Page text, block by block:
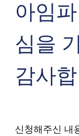
아임
심을
감사
신청해주신 내